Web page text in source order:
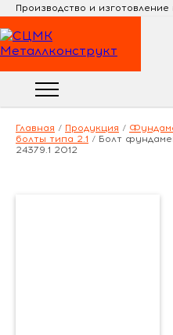
Производство и
Главная / Продукция /
болты типа 2.1 / Болт
24379.1 2012